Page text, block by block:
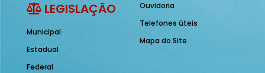
LEGISLAÇÃO
Municipal
Estadual
Federal
Ouvidoria
Telefones úteis
Mapa do Site